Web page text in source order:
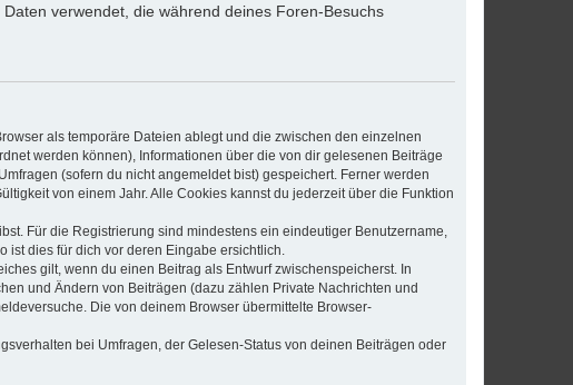
verwendet, die während deines Foren-Besuchs
als temporäre Dateien ablegt und die zwischen den einzelnen
werden können), Informationen über die von dir gelesenen Beiträge
(sofern du nicht angemeldet bist) gespeichert. Ferner werden
von einem Jahr. Alle Cookies kannst du jederzeit über die Funktion
Für die Registrierung sind mindestens ein eindeutiger Benutzername,
dies für dich vor deren Eingabe ersichtlich.
gilt, wenn du einen Beitrag als Entwurf zwischenspeicherst. In
und Ändern von Beiträgen (dazu zählen Private Nachrichten und
Die von deinem Browser übermittelte Browser-
bei Umfragen, der Gelesen-Status von deinen Beiträgen oder